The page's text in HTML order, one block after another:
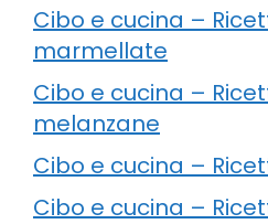
Cibo e cucina –
marmellate
Cibo e cucina –
melanzane
Cibo e cucina –
Cibo e cucina –